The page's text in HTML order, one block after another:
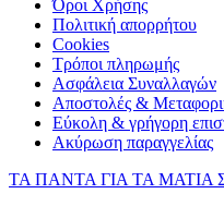
Όροι Χρήσης
Πολιτική απορρήτου
Cookies
Τρόποι πληρωμής
Ασφάλεια Συναλλαγών
Αποστολές &
Εύκολη & γρήγορη
Ακύρωση παραγγελίας
ΤΑ ΠΑΝΤΑ ΓΙΑ ΤΑ ΜΑΤΙΑ